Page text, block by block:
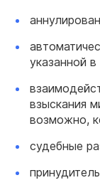
указанной
взыскания
возможно,
судебные